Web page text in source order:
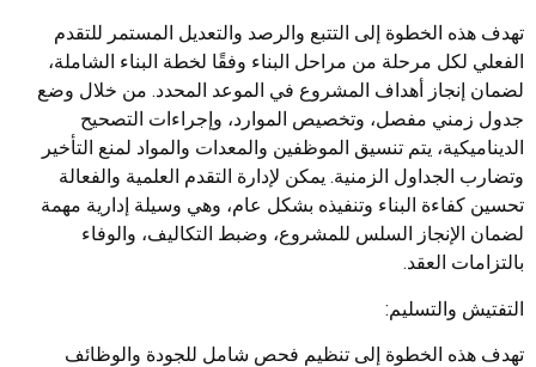
تهدف هذه الخطوة إلى التتبع والرصد والتعديل المستمر للتقدم
الفعلي لكل مرحلة من مراحل البناء وفقًا لخطة البناء الشاملة،
لضمان إنجاز أهداف المشروع في الموعد المحدد. من خلال وضع
جدول زمني مفصل، وتخصيص الموارد، وإجراءات التصحيح
الديناميكية، يتم تنسيق الموظفين والمعدات والمواد لمنع التأخير
وتضارب الجداول الزمنية. يمكن لإدارة التقدم العلمية والفعالة
تحسين كفاءة البناء وتنفيذه بشكل عام، وهي وسيلة إدارية مهمة
لضمان الإنجاز السلس للمشروع، وضبط التكاليف، والوفاء
بالتزامات العقد.
التفتيش والتسليم:
تهدف هذه الخطوة إلى تنظيم فحص شامل للجودة والوظائف